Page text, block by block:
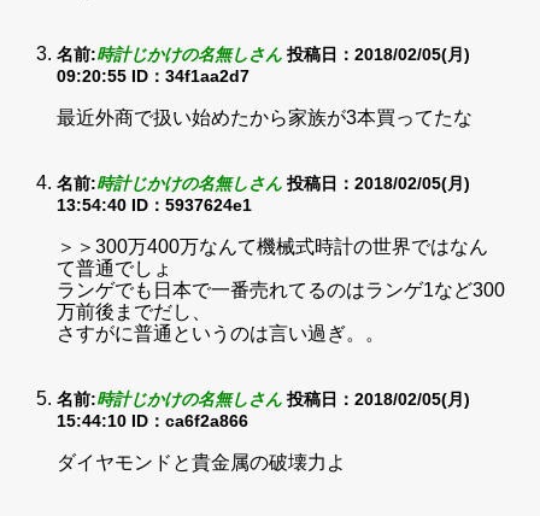
名前:時計じかけの名無しさん 投稿日：2018/02/05(月)
09:20:55 ID：34f1aa2d7
最近外商で扱い始めたから家族が3本買ってたな
名前:時計じかけの名無しさん 投稿日：2018/02/05(月)
13:54:40 ID：5937624e1
＞＞300万400万なんて機械式時計の世界ではなん
て普通でしょ
ランゲでも日本で一番売れてるのはランゲ1など300
万前後までだし、
さすがに普通というのは言い過ぎ。。
名前:時計じかけの名無しさん 投稿日：2018/02/05(月)
15:44:10 ID：ca6f2a866
ダイヤモンドと貴金属の破壊力よ